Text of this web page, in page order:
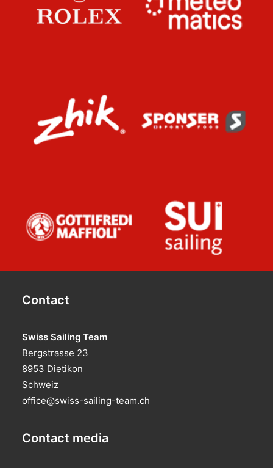
Contact
Swiss Sailing Team
Bergstrasse 23
8953 Dietikon
Schweiz
office@swiss-sailing-team.ch
Contact media